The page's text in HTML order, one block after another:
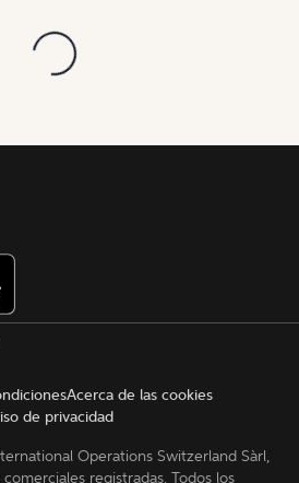
Acerca de las cookies
de privacidad
Operations Switzerland Sàrl,
registradas. Todos los